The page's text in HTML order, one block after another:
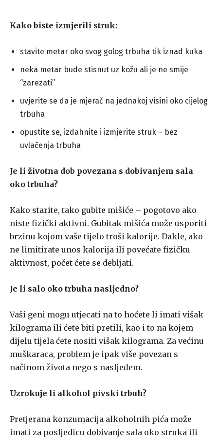
Kako biste izmjerili struk:
stavite metar oko svog golog trbuha tik iznad kuka
neka metar bude stisnut uz kožu ali je ne smije
“zarezati”
uvjerite se da je mjerač na jednakoj visini oko cijelog
trbuha
opustite se, izdahnite i izmjerite struk – bez
uvlačenja trbuha
Je li životna dob povezana s dobivanjem sala
oko trbuha?
Kako starite, tako gubite mišiće – pogotovo ako
niste fizički aktivni. Gubitak mišića može usporiti
brzinu kojom vaše tijelo troši kalorije. Dakle, ako
ne limitirate unos kalorija ili povećate fizičku
aktivnost, počet ćete se debljati.
Je li salo oko trbuha nasljedno?
Vaši geni mogu utjecati na to hoćete li imati višak
kilograma ili ćete biti pretili, kao i to na kojem
dijelu tijela ćete nositi višak kilograma. Za većinu
muškaraca, problem je ipak više povezan s
načinom života nego s nasljeđem.
Uzrokuje li alkohol pivski trbuh?
Pretjerana konzumacija alkoholnih pića može
imati za posljedicu dobivanje sala oko struka ili